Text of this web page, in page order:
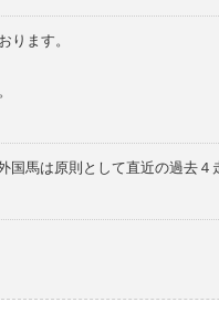
ります。
馬は原則として直近の過去４